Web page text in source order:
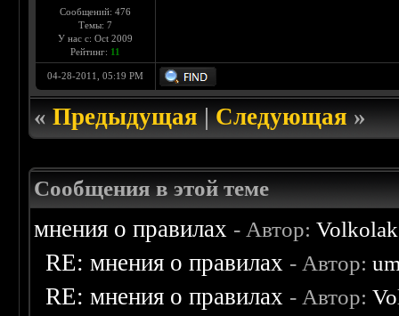
Сообщений: 476
Темы: 7
У нас с: Oct 2009
Рейтинг: 11
04-28-2011, 05:19 PM
«Предыдущая|Следующая»
Сообщения в этой теме
мнения о правилах - Автор:Volkolak
RE: мнения о правилах - Автор:
RE: мнения о правилах - Автор: